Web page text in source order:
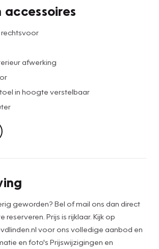
accessoires
afwerking
in hoogte verstelbaar
geworden? Bel of mail ons dan direct
reserveren. Prijs is rijklaar. Kijk op
volledige aanbod en
en foto's Prijswijzigingen en